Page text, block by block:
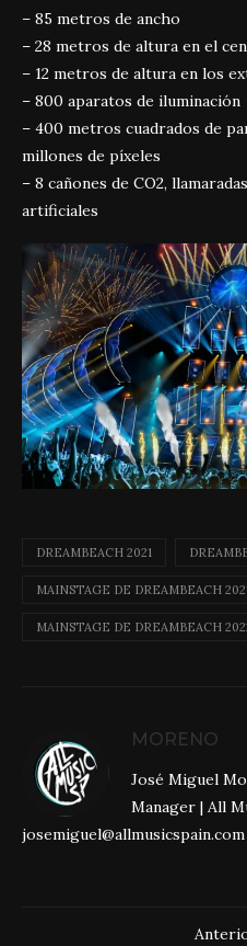
– 85 metros de ancho
– 28 metros de altura en el
– 12 metros de altura en los
– 800 aparatos de iluminación
– 400 metros cuadrados de
millones de píxeles
– 8 cañones de CO2,
artificiales
DREAMBEACH 2021
MAINSTAGE DE DREAMBEACH
MAINSTAGE DE DREAMBEACH
MORENO
José Miguel
Manager | All
josemiguel@allmusicspain.com